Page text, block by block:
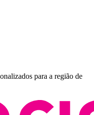
para a região de